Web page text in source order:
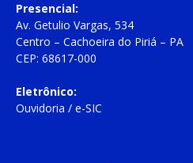
Presencial:
Av. Getulio Vargas, 534
Centro – Cachoeira do Piriá – PA
CEP: 68617-000
Eletrônico:
Ouvidoria / e-SIC